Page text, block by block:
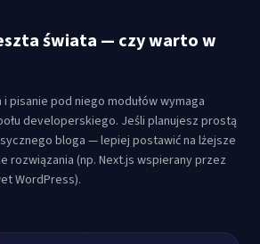
świata — czy warto w
pisanie pod niego modułów wymaga
developerskiego. Jeśli planujesz prostą
bloga — lepiej postawić na lżejsze
rozwiązania (np. Next.js wspierany przez
WordPress).